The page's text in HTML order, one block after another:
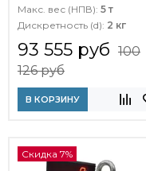
Макс. вес (НПВ): 5 т
Дискретность (d): 2 кг
93 555 руб 100
126 руб
В КОРЗИНУ
Скидка 7%